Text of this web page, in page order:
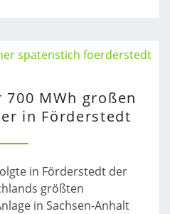
FÜR
700
ATTERIESPEICHER I
N F
ÖRDERSTEDT
MWh großen
in Förderstedt
in Förderstedt der
größten
in Sachsen-Anhalt